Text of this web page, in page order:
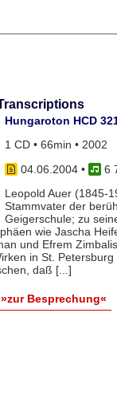
Hungaroton HCD
1 CD • 66min • 2002
04.06.2004•
6
Leopold Auer (1845-
Stammvater der
Geigerschule; zu
wie Jascha
und Efrem
in St.
daß [...]
»zur Besprechung«